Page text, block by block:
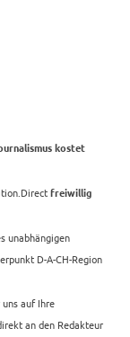
kostet
freiwillig
unabhängigen
D-A-CH-Region
auf Ihre
an den Redakteur